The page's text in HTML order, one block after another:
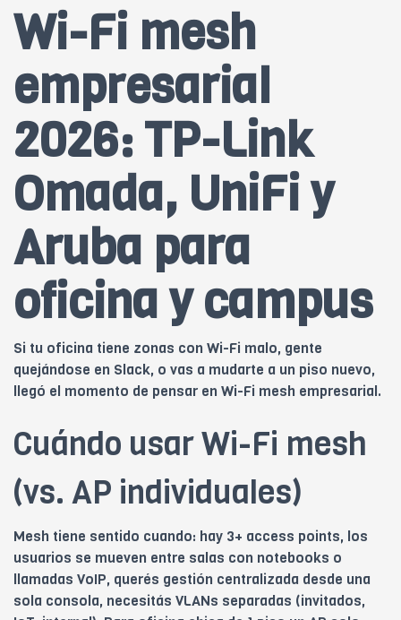
Wi-Fi mesh
empresarial
2026: TP-Link
Omada, UniFi y
Aruba para
oficina y campus
Si tu oficina tiene zonas con Wi-Fi malo, gente
quejándose en Slack, o vas a mudarte a un piso nuevo,
llegó el momento de pensar en Wi-Fi mesh empresarial.
Cuándo usar Wi-Fi mesh
(vs. AP individuales)
Mesh tiene sentido cuando: hay 3+ access points, los
usuarios se mueven entre salas con notebooks o
llamadas VoIP, querés gestión centralizada desde una
sola consola, necesitás VLANs separadas (invitados,